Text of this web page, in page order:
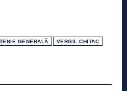
GENERALĂ VERGIL CHITAC